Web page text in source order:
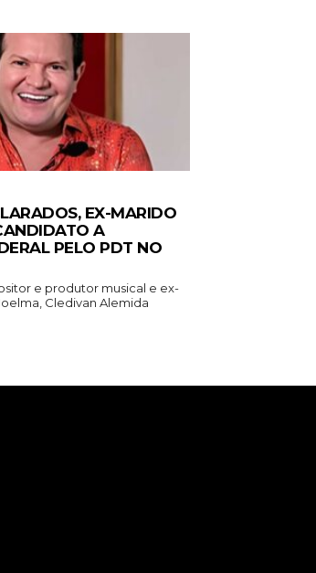
EX-MARIDO
A
PELO PDT NO
e produtor musical e ex-
Cledivan Alemida